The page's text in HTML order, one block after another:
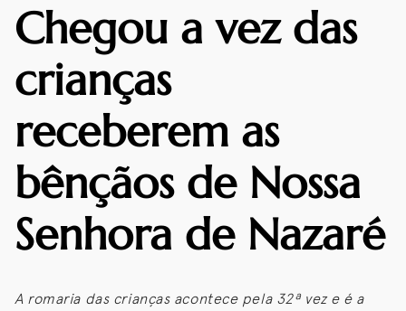
Chegou a vez das
crianças
receberem as
bênçãos de Nossa
Senhora de Nazaré
A romaria das crianças acontece pela 32ª vez e é a